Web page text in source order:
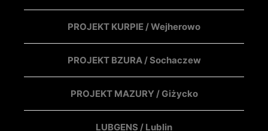
PROJEKT KURPIE / Wejherowo
PROJEKT BZURA / Sochaczew
PROJEKT MAZURY / Giżycko
LUBGENS / Lublin